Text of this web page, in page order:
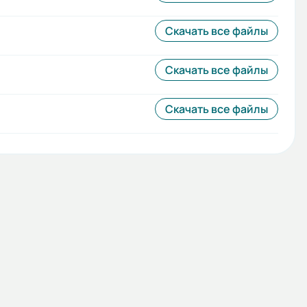
Скачать все файлы
Скачать все файлы
Скачать все файлы